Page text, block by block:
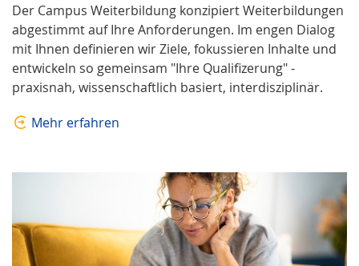
Der Campus Weiterbildung konzipiert Weiterbildungen
abgestimmt auf Ihre Anforderungen. Im engen Dialog
mit Ihnen definieren wir Ziele, fokussieren Inhalte und
entwickeln so gemeinsam "Ihre Qualifizerung" -
praxisnah, wissenschaftlich basiert, interdisziplinär.
Mehr erfahren